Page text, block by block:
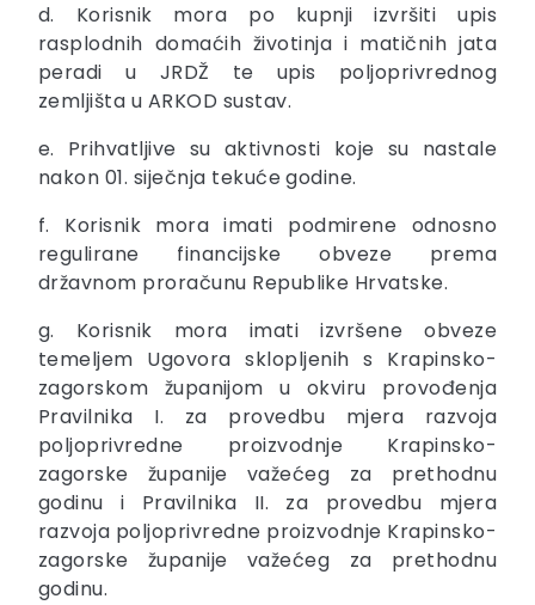
d. Korisnik mora po kupnji izvršiti upis
rasplodnih domaćih životinja i matičnih jata
peradi u JRDŽ te upis poljoprivrednog
zemljišta u ARKOD sustav.
e. Prihvatljive su aktivnosti koje su nastale
nakon 01. siječnja tekuće godine.
f. Korisnik mora imati podmirene odnosno
regulirane financijske obveze prema
državnom proračunu Republike Hrvatske.
g. Korisnik mora imati izvršene obveze
temeljem Ugovora sklopljenih s Krapinsko-
zagorskom županijom u okviru provođenja
Pravilnika I. za provedbu mjera razvoja
poljoprivredne proizvodnje Krapinsko-
zagorske županije važećeg za prethodnu
godinu i Pravilnika II. za provedbu mjera
razvoja poljoprivredne proizvodnje Krapinsko-
zagorske županije važećeg za prethodnu
godinu.